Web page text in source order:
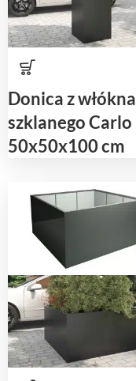
Donica z włókna
szklanego Carlo
50x50x100 cm